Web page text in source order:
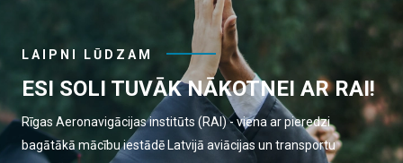
LAIPNI LŪDZAM
ESI SOLI TUVĀK NĀKOTNEI AR RAI!
Rīgas Aeronavigācijas institūts (RAI) - viena ar pieredzi
bagātākā mācību iestādē Latvijā aviācijas un transportu